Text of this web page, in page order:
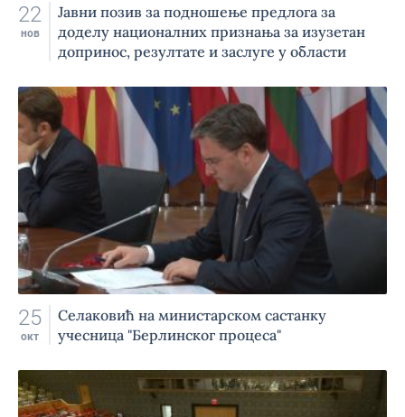
22
нов
Јавни позив за подношење предлога за
доделу националних признања за изузетан
допринос, резултате и заслуге у области
државе и дијаспоре, као и матичне државе и
Срба у региону
25
окт
Селаковић на министарском састанку
учесница "Берлинског процеса"